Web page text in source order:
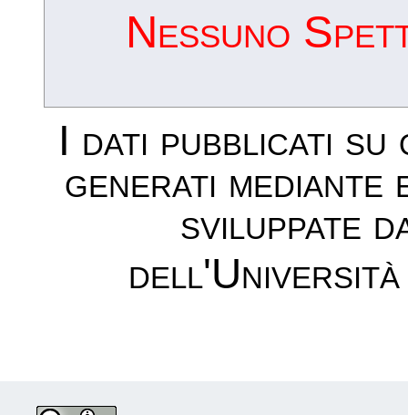
Nessuno
I dati pubblicati su
generati mediante
sviluppate